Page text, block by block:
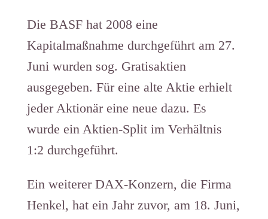
Die BASF hat 2008 eine
Kapitalmaßnahme durchgeführt am 27.
Juni wurden sog. Gratisaktien
ausgegeben. Für eine alte Aktie erhielt
jeder Aktionär eine neue dazu. Es
wurde ein Aktien-Split im Verhältnis
1:2 durchgeführt.
Ein weiterer DAX-Konzern, die Firma
Henkel, hat ein Jahr zuvor, am 18. Juni,